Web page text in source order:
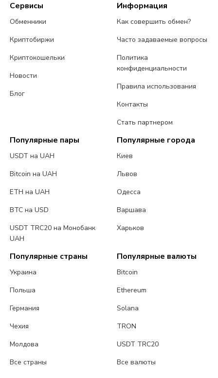
Сервисы
Обменники
Криптобиржи
Криптокошельки
Новости
Блог
Информация
Как совершить обмен?
Часто задаваемые вопросы
Политика
конфиденциальности
Правила использования
Контакты
Стать партнером
Популярные пары
USDT на UAH
Bitcoin на UAH
ETH на UAH
BTC на USD
USDT TRC20 на Монобанк
UAH
Популярные города
Киев
Львов
Одесса
Варшава
Харьков
Популярные страны
Украина
Польша
Германия
Чехия
Молдова
Все страны
Популярные валюты
Bitcoin
Ethereum
Solana
TRON
USDT TRC20
Все валюты